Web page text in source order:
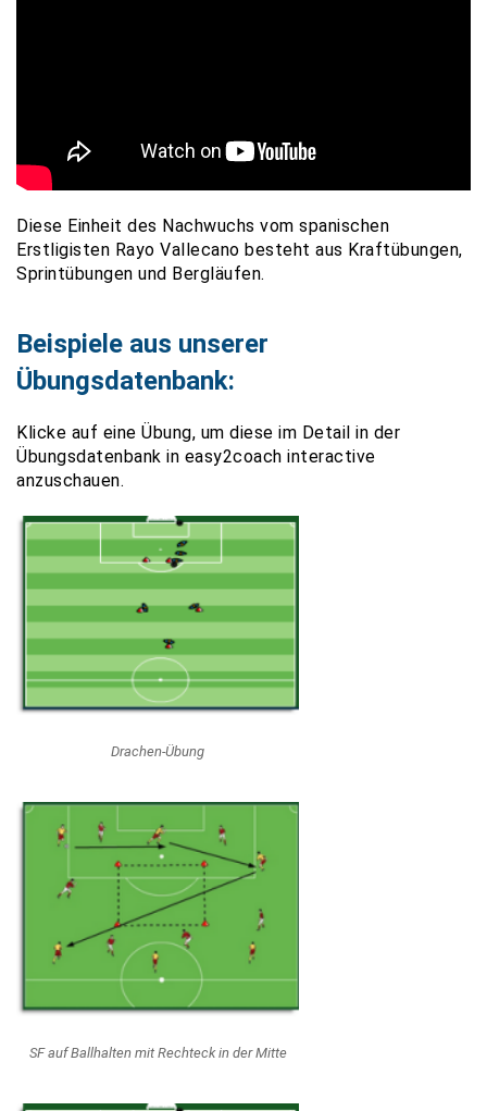
Diese Einheit des Nachwuchs vom spanischen
Erstligisten Rayo Vallecano besteht aus Kraftübungen,
Sprintübungen und Bergläufen.
Beispiele aus unserer
Übungsdatenbank:
Klicke auf eine Übung, um diese im Detail in der
Übungsdatenbank in easy2coach interactive
anzuschauen.
Drachen-Übung
SF auf Ballhalten mit Rechteck in der Mitte